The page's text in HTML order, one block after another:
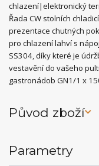
chlazení|elektronický
Řada CW stolních
prezentace chutných
pro chlazení lahví s
SS304, díky které je
vestavění do vašeho
gastronádob GN1/1 x
Původ zboží
Parametry